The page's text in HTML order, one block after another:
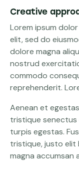
Creative
Lorem ipsum
elit, sed do
dolore magna
nostrud
commodo
reprehenderit.
Aenean et
tristique senectus
turpis egestas.
tristique, justo elit
magna accumsan